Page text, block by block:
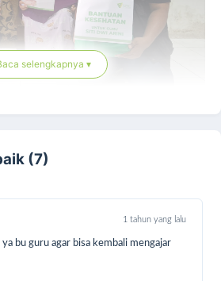
sakit pasca melahirkan. Siti
atau sering disapa guru wiwi
menjadi relawan yang rela
di beranda Indonesia di
2014 melalui program Sekolah
selengkapnya ▾
(7)
1 tahun yang lalu
bu guru agar bisa kembali mengajar